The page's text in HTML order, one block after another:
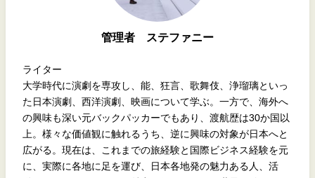
管理者 ステファニー
ライター
大学時代に演劇を専攻し、能、狂言、歌舞伎、浄瑠璃といっ
た日本演劇、西洋演劇、映画について学ぶ。一方で、海外へ
の興味も深い元バックパッカーでもあり、渡航歴は30か国以
上。様々な価値観に触れるうち、逆に興味の対象が日本へと
広がる。現在は、これまでの旅経験と国際ビジネス経験を元
に、実際に各地に足を運び、日本各地発の魅力ある人、活